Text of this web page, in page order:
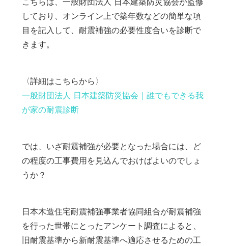
しており、オンライン上で築年数などの簡単な項
目を記入して、耐震補強の必要性度合いを診断で
きます。
〈詳細はこちらから〉
一般財団法人 日本建築防災協会｜誰でもできる我
が家の耐震診断
では、いざ耐震補強が必要となった場合には、ど
の程度の工事費用を見込んでおけばよいのでしょ
うか？
日本木造住宅耐震補強事業者協同組合が耐震補強
を行った世帯にとったアンケート調査によると、
旧耐震基準から新耐震基準へ適応させるための工